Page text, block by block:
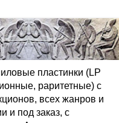
пластинки (LP
раритетные) с
всех жанров и
и под заказ, с